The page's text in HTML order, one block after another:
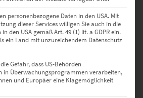
Enthält 19% Mwst.
zzgl.Versand
Lieferzeit: ca. 14 Werktage
Gelb – dekorative
personenbezogene Daten in den USA. Mit
dieser Services willigen Sie auch in die
den USA gemäß Art. 49 (1) lit. a GDPR ein.
ein Land mit unzureichendem Datenschutz
Gefahr, dass US-Behörden
in Überwachungsprogrammen verarbeiten,
und Europäer eine Klagemöglichkeit